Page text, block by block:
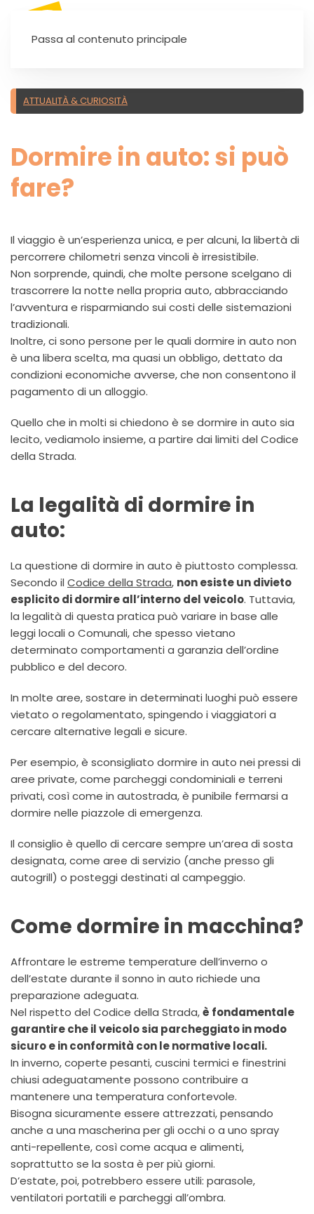
Passa al contenuto principale
ATTUALITÀ & CURIOSITÀ
Dormire in auto: si può
fare?
Il viaggio è un’esperienza unica, e per alcuni, la libertà di
percorrere chilometri senza vincoli è irresistibile.
Non sorprende, quindi, che molte persone scelgano di
trascorrere la notte nella propria auto, abbracciando
l’avventura e risparmiando sui costi delle sistemazioni
tradizionali.
Inoltre, ci sono persone per le quali dormire in auto non
è una libera scelta, ma quasi un obbligo, dettato da
condizioni economiche avverse, che non consentono il
pagamento di un alloggio.
Quello che in molti si chiedono è se dormire in auto sia
lecito, vediamolo insieme, a partire dai limiti del Codice
della Strada.
La legalità di dormire in
auto:
La questione di dormire in auto è piuttosto complessa.
Secondo il Codice della Strada, non esiste un divieto
esplicito di dormire all’interno del veicolo. Tuttavia,
la legalità di questa pratica può variare in base alle
leggi locali o Comunali, che spesso vietano
determinato comportamenti a garanzia dell’ordine
pubblico e del decoro.
In molte aree, sostare in determinati luoghi può essere
vietato o regolamentato, spingendo i viaggiatori a
cercare alternative legali e sicure.
Per esempio, è sconsigliato dormire in auto nei pressi di
aree private, come parcheggi condominiali e terreni
privati, così come in autostrada, è punibile fermarsi a
dormire nelle piazzole di emergenza.
Il consiglio è quello di cercare sempre un’area di sosta
designata, come aree di servizio (anche presso gli
autogrill) o posteggi destinati al campeggio.
Come dormire in macchina?
Affrontare le estreme temperature dell’inverno o
dell’estate durante il sonno in auto richiede una
preparazione adeguata.
Nel rispetto del Codice della Strada,è fondamentale
garantire che il veicolo sia parcheggiato in modo
sicuro e in conformità con le normative locali.
In inverno, coperte pesanti, cuscini termici e finestrini
chiusi adeguatamente possono contribuire a
mantenere una temperatura confortevole.
Bisogna sicuramente essere attrezzati, pensando
anche a una mascherina per gli occhi o a uno spray
anti-repellente, così come acqua e alimenti,
soprattutto se la sosta è per più giorni.
D’estate, poi, potrebbero essere utili: parasole,
ventilatori portatili e parcheggi all’ombra.